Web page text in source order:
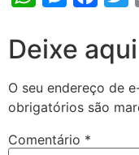
Deixe
O seu endereço de
obrigatórios são
Comentário *